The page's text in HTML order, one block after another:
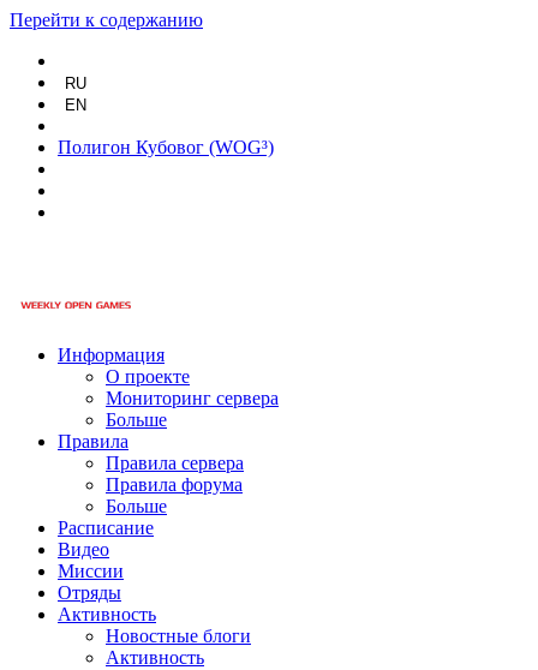
Перейти к содержанию
RU
EN
Полигон Кубовог (WOG³)
Информация
О проекте
Мониторинг сервера
Больше
Правила
Правила сервера
Правила форума
Больше
Расписание
Видео
Миссии
Отряды
Активность
Новостные блоги
Активность